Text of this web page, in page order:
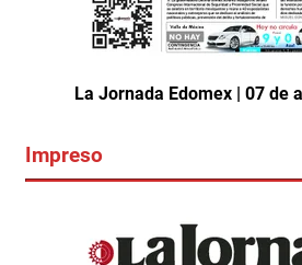
La Jornada Edomex | 07 de
Impreso